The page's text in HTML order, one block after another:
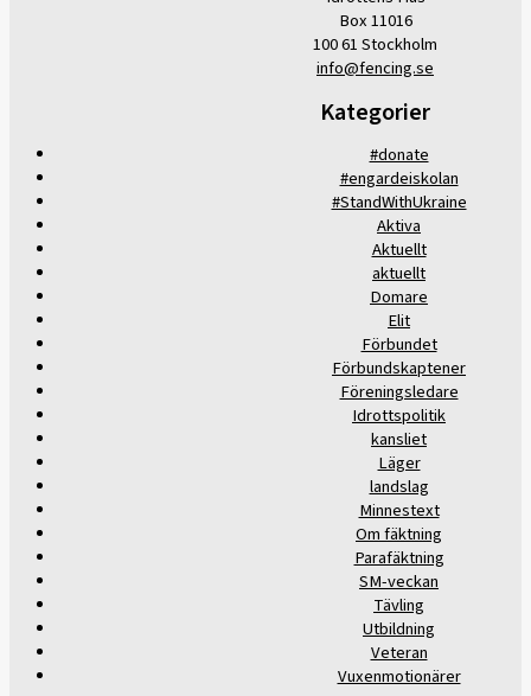
Box 11016
100 61 Stockholm
info@fencing.se
Kategorier
#donate
#engardeiskolan
#StandWithUkraine
Aktiva
Aktuellt
aktuellt
Domare
Elit
Förbundet
Förbundskaptener
Föreningsledare
Idrottspolitik
kansliet
Läger
landslag
Minnestext
Om fäktning
Parafäktning
SM-veckan
Tävling
Utbildning
Veteran
Vuxenmotionärer